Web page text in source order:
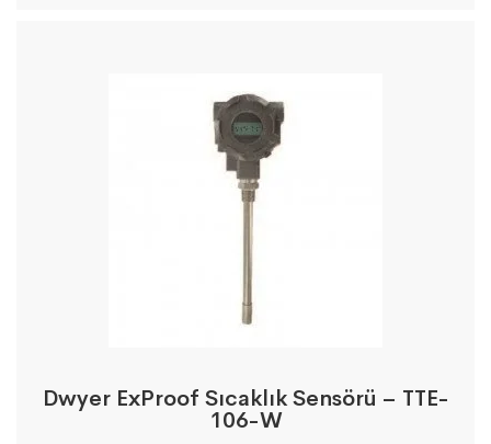
Dwyer ExProof Sıcaklık Sensörü – TTE-
106-W